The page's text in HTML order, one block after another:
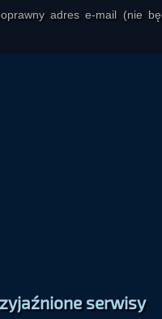
adres e-mail (nie
serwisy